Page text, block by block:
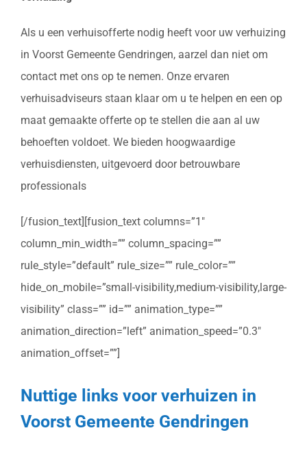
Als u een verhuisofferte nodig heeft voor uw verhuizing
in Voorst Gemeente Gendringen, aarzel dan niet om
contact met ons op te nemen. Onze ervaren
verhuisadviseurs staan klaar om u te helpen en een op
maat gemaakte offerte op te stellen die aan al uw
behoeften voldoet. We bieden hoogwaardige
verhuisdiensten, uitgevoerd door betrouwbare
professionals
[/fusion_text][fusion_text columns=”1″
column_min_width=”” column_spacing=””
rule_style=”default” rule_size=”” rule_color=””
hide_on_mobile=”small-visibility,medium-visibility,large-
visibility” class=”” id=”” animation_type=””
animation_direction=”left” animation_speed=”0.3″
animation_offset=””]
Nuttige links voor verhuizen in
Voorst Gemeente Gendringen